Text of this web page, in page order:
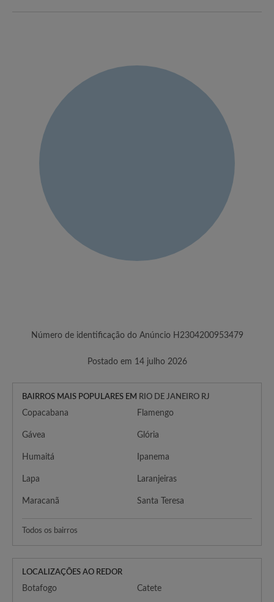
Número de identificação do Anúncio H2304200953479
Postado em 14 julho 2026
BAIRROS MAIS POPULARES EM RIO DE JANEIRO RJ
Copacabana Flamengo
Gávea Glória
Humaitá Ipanema
Lapa Laranjeiras
Maracanã Santa Teresa
Todos os bairros
LOCALIZAÇÕES AO REDOR
Botafogo Catete